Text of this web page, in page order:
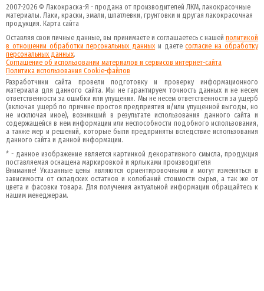
2007-2026 © Лакокраска-Я - продажа от производителей ЛКМ, лакокрасочные
материалы. Лаки, краски, эмали, шпатлевки, грунтовки и другая лакокрасочная
продукция. Карта сайта
Оставляя свои личные данные, вы принимаете и соглашаетесь с нашей политикой
в отношении обработки персональных данных и даетеcогласие на обработку
персональных данных.
Соглашение об использовании материалов и сервисов интернет-сайта
Политика использования Cookie-файлов
Разработчики сайта провели подготовку и проверку информационного
материала для данного сайта. Мы не гарантируем точность данных и не несем
ответственности за ошибки или упущения. Мы не несем ответственности за ущерб
(включая ущерб по причине простоя предприятия и/или упущенной выгоды, но
не исключая иное), возникший в результате использования данного сайта и
содержащейся в нем информации или неспособности подобного использования,
а также мер и решений, которые были предприняты вследствие использования
данного сайта и данной информации.
* - данное изображение является картинкой декоративного смысла, продукция
поставляемая оснащена маркировкой и ярлыками производителя
Внимание! Указанные цены являются ориентировочными и могут изменяться в
зависимости от складских остатков и колебаний стоимости сырья, а так же от
цвета и фасовки товара. Для получения актуальной информации обращайтесь к
нашим менеджерам.